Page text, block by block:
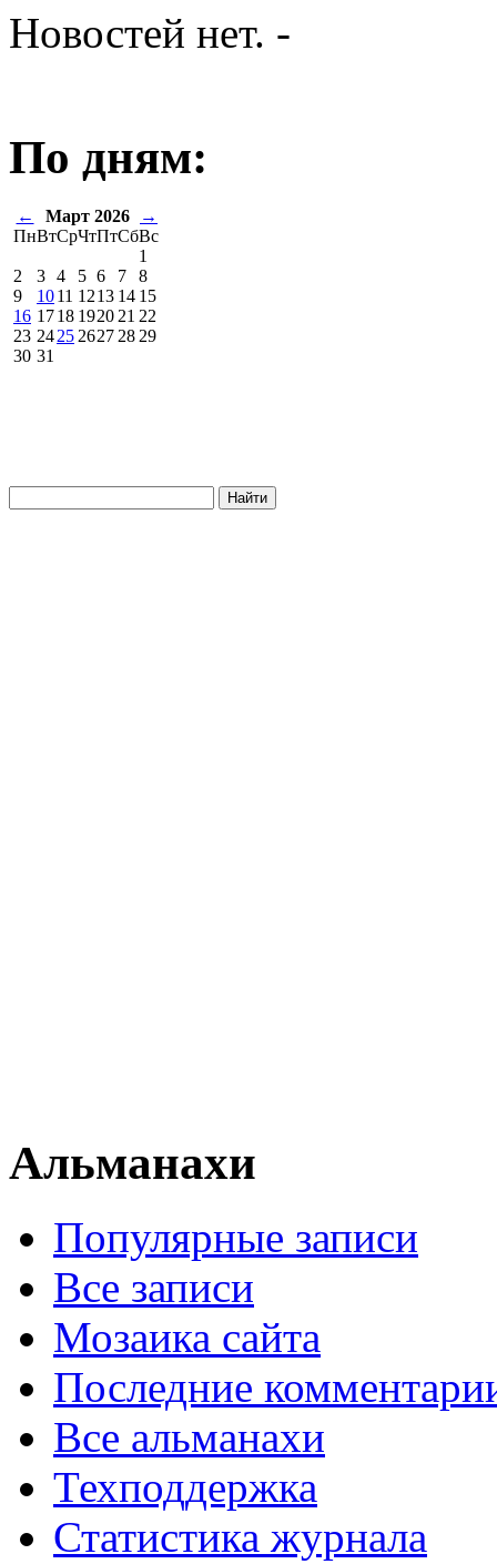
Новостей нет. -
По дням:
← Март 2026
→
ПнВтСрЧтПтСбВс
1
2
3 4 5 6 7
8
9
1011 1213 14 15
16 1718 1920 21 22
23 2425 2627 28 29
30 31
Альманахи
Популярные записи
Все записи
Мозаика сайта
Последние
Все альманахи
Техподдержка
Статистика журнала